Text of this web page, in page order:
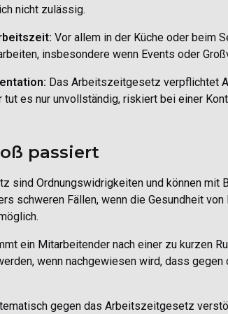
nicht zulässig.
Vor allem in der Küche oder beim
insbesondere wenn Events oder
Das Arbeitszeitgesetz verpflichtet
tut es nur unvollständig, riskiert bei einer
passiert
sind Ordnungswidrigkeiten und können mit
schweren Fällen, wenn die Gesundheit
ein Mitarbeitender nach einer zu kurzen
wenn nachgewiesen wird, dass
gegen das Arbeitszeitgesetz